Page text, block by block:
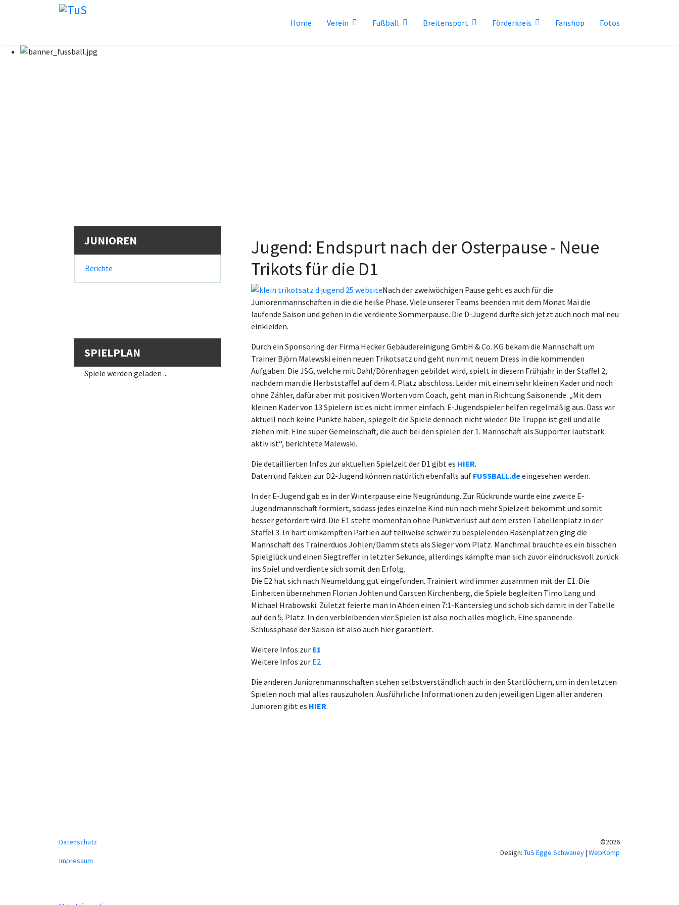
Home Verein Fußball Breitensport Förderkreis Fanshop Fotos
JUNIOREN
Berichte
SPIELPLAN
Spiele werden geladen ...
Jugend: Endspurt nach der Osterpause - Neue
Trikots für die D1
Nach der zweiwöchigen Pause geht es auch für die
Juniorenmannschaften in die die heiße Phase. Viele unserer Teams beenden mit dem Monat Mai die
laufende Saison und gehen in die verdiente Sommerpause. Die D-Jugend durfte sich jetzt auch noch mal neu
einkleiden.
Durch ein Sponsoring der Firma Hecker Gebäudereinigung GmbH & Co. KG bekam die Mannschaft um
Trainer Björn Malewski einen neuen Trikotsatz und geht nun mit neuem Dress in die kommenden
Aufgaben. Die JSG, welche mit Dahl/Dörenhagen gebildet wird, spielt in diesem Frühjahr in der Staffel 2,
nachdem man die Herbststaffel auf dem 4. Platz abschloss. Leider mit einem sehr kleinen Kader und noch
ohne Zähler, dafür aber mit positiven Worten vom Coach, geht man in Richtung Saisonende. „Mit dem
kleinen Kader von 13 Spielern ist es nicht immer einfach. E-Jugendspieler helfen regelmäßig aus. Dass wir
aktuell noch keine Punkte haben, spiegelt die Spiele dennoch nicht wieder. Die Truppe ist geil und alle
ziehen mit. Eine super Gemeinschaft, die auch bei den spielen der 1. Mannschaft als Supporter lautstark
aktiv ist“, berichtete Malewski.
Die detaillierten Infos zur aktuellen Spielzeit der D1 gibt es HIER.
Daten und Fakten zur D2-Jugend können natürlich ebenfalls auf FUSSBALL.deeingesehen werden.
In der E-Jugend gab es in der Winterpause eine Neugründung. Zur Rückrunde wurde eine zweite E-
Jugendmannschaft formiert, sodass jedes einzelne Kind nun noch mehr Spielzeit bekommt und somit
besser gefördert wird. Die E1 steht momentan ohne Punktverlust auf dem ersten Tabellenplatz in der
Staffel 3. In hart umkämpften Partien auf teilweise schwer zu bespielenden Rasenplätzen ging die
Mannschaft des Trainerduos Johlen/Damm stets als Sieger vom Platz. Manchmal brauchte es ein bisschen
Spielglück und einen Siegtreffer in letzter Sekunde, allerdings kämpfte man sich zuvor eindrucksvoll zurück
ins Spiel und verdiente sich somit den Erfolg.
Die E2 hat sich nach Neumeldung gut eingefunden. Trainiert wird immer zusammen mit der E1. Die
Einheiten übernehmen Florian Johlen und Carsten Kirchenberg, die Spiele begleiten Timo Lang und
Michael Hrabowski. Zuletzt feierte man in Ahden einen 7:1-Kantersieg und schob sich damit in der Tabelle
auf den 5. Platz. In den verbleibenden vier Spielen ist also noch alles möglich. Eine spannende
Schlussphase der Saison ist also auch hier garantiert.
Weitere Infos zur E1
Weitere Infos zur E2
Die anderen Juniorenmannschaften stehen selbstverständlich auch in den Startlöchern, um in den letzten
Spielen noch mal alles rauszuholen. Ausführliche Informationen zu den jeweiligen Ligen aller anderen
Junioren gibt es HIER.
Datenschutz
Impressum
©2026
Design: TuS Egge Schwaney| WebKomp